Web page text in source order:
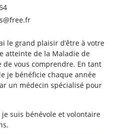
le grand plaisir d’être à votre
atteinte de la Maladie de
de vous comprendre. En tant
je bénéficie chaque année
un médecin spécialisé pour
suis bénévole et volontaire